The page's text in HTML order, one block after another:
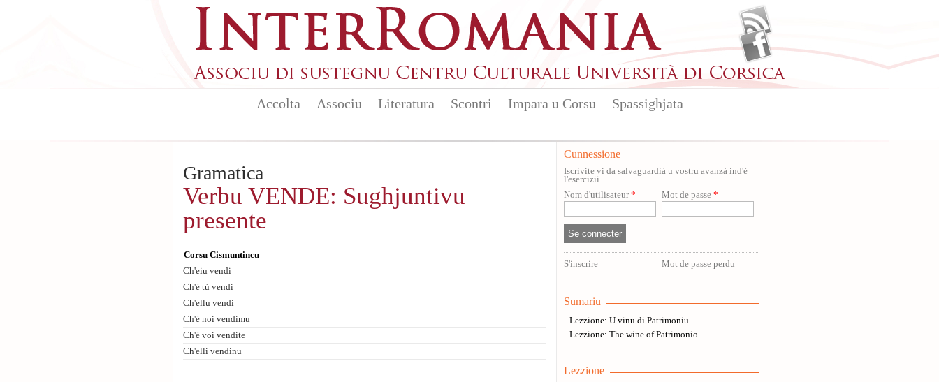
Accolta Associu Literatura Scontri Impara u Corsu Spassighjata
Gramatica
Verbu VENDE: Sughjuntivu
presente
Corsu Cismuntincu
Ch'eiu vendi
Ch'è tù vendi
Ch'ellu vendi
Ch'è noi vendimu
Ch'è voi vendite
Ch'elli vendinu
Cunnessione
Iscrivite vi da salvaguardià u vostru avanzà ind'è
l'esercizii.
Nom d'utilisateur* Mot de passe *
S'inscrire Mot de passe perdu
Sumariu
Lezzione: U vinu di Patrimoniu
Lezzione: The wine of Patrimonio
Lezzione